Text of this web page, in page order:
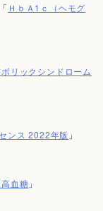
ＨｂＡ1ｃ（ヘモグ
ボリックシンドローム
ンス 2022年版 」
血糖 」